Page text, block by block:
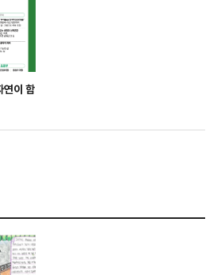
연이 함